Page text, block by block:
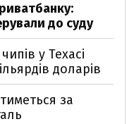
до суду
у Техасі
доларів
за